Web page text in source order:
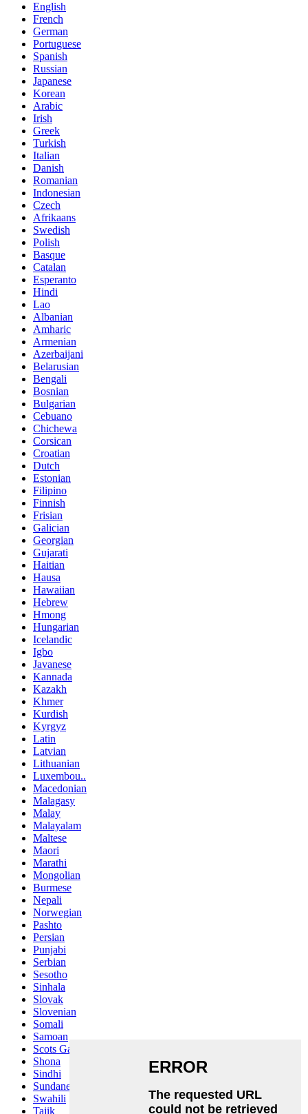
English
French
German
Portuguese
Spanish
Russian
Japanese
Korean
Arabic
Irish
Greek
Turkish
Italian
Danish
Romanian
Indonesian
Czech
Afrikaans
Swedish
Polish
Basque
Catalan
Esperanto
Hindi
Lao
Albanian
Amharic
Armenian
Azerbaijani
Belarusian
Bengali
Bosnian
Bulgarian
Cebuano
Chichewa
Corsican
Croatian
Dutch
Estonian
Filipino
Finnish
Frisian
Galician
Georgian
Gujarati
Haitian
Hausa
Hawaiian
Hebrew
Hmong
Hungarian
Icelandic
Igbo
Javanese
Kannada
Kazakh
Khmer
Kurdish
Kyrgyz
Latin
Latvian
Lithuanian
Luxembou..
Macedonian
Malagasy
Malay
Malayalam
Maltese
Maori
Marathi
Mongolian
Burmese
Nepali
Norwegian
Pashto
Persian
Punjabi
Serbian
Sesotho
Sinhala
Slovak
Slovenian
Somali
Samoan
Scots Gaelic
Shona
Sindhi
Sundanese
Swahili
Tajik